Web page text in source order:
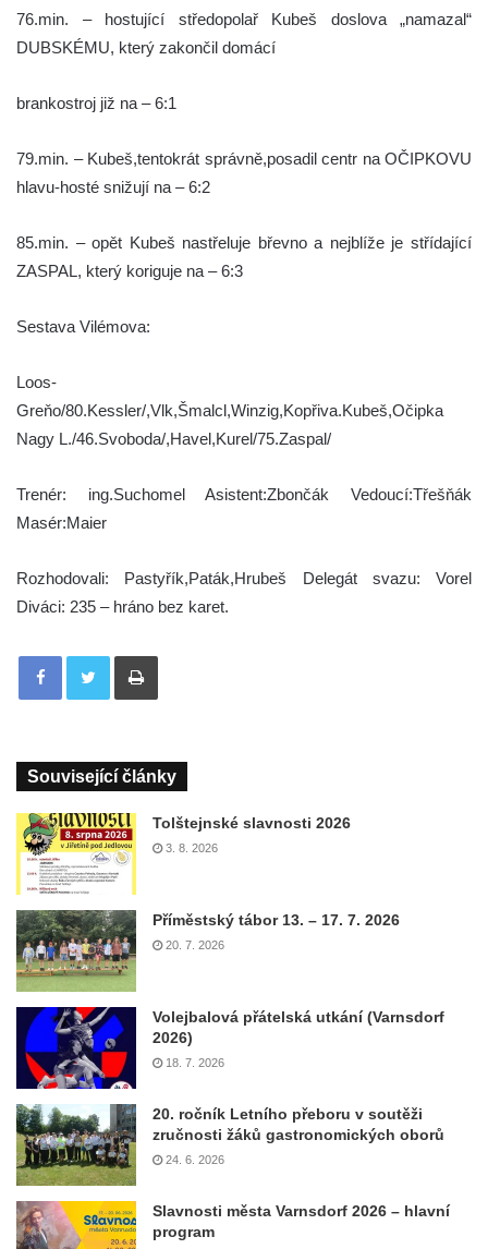
76.min. – hostující středopolař Kubeš doslova „namazal“
DUBSKÉMU, který zakončil domácí
brankostroj již na – 6:1
79.min. – Kubeš,tentokrát správně,posadil centr na OČIPKOVU
hlavu-hosté snižují na – 6:2
85.min. – opět Kubeš nastřeluje břevno a nejblíže je střídající
ZASPAL, který koriguje na – 6:3
Sestava Vilémova:
Loos-
Greňo/80.Kessler/,Vlk,Šmalcl,Winzig,Kopřiva.Kubeš,Očipka
Nagy L./46.Svoboda/,Havel,Kurel/75.Zaspal/
Trenér: ing.Suchomel Asistent:Zbončák Vedoucí:Třešňák
Masér:Maier
Rozhodovali: Pastyřík,Paták,Hrubeš Delegát svazu: Vorel
Diváci: 235 – hráno bez karet.
Tisknout
Související články
Tolštejnské slavnosti 2026
3. 8. 2026
Příměstský tábor 13. – 17. 7. 2026
20. 7. 2026
Volejbalová přátelská utkání (Varnsdorf
2026)
18. 7. 2026
20. ročník Letního přeboru v soutěži
zručnosti žáků gastronomických oborů
24. 6. 2026
Slavnosti města Varnsdorf 2026 – hlavní
program